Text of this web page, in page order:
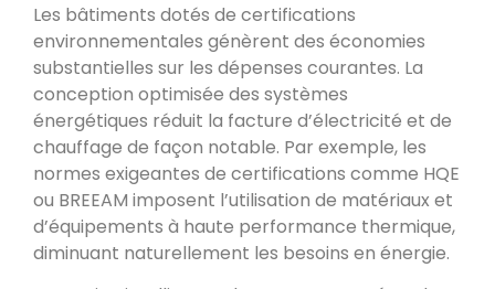
Les bâtiments dotés de certifications
environnementales génèrent des économies
substantielles sur les dépenses courantes. La
conception optimisée des systèmes
énergétiques réduit la facture d’électricité et de
chauffage de façon notable. Par exemple, les
normes exigeantes de certifications comme HQE
ou BREEAM imposent l’utilisation de matériaux et
d’équipements à haute performance thermique,
diminuant naturellement les besoins en énergie.